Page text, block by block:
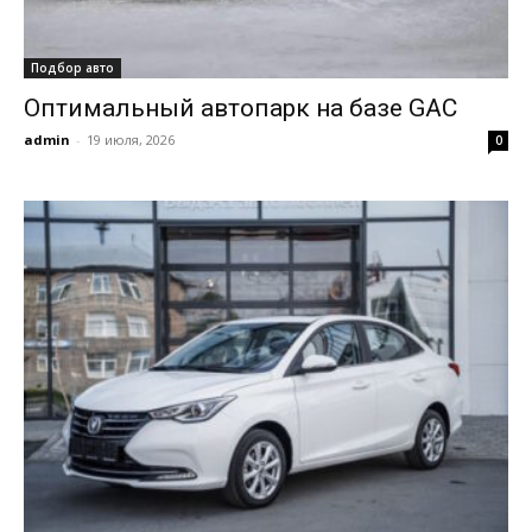
Подбор авто
Оптимальный автопарк на базе GAC
admin - 19 июля, 2026 0